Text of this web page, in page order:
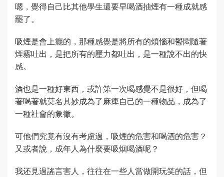
嗯，覺得自己比其他學生還要早喝酒抽煙有一種成就感
罷了。
吸煙是會上癮的，那種感覺是將所有的煩惱和鬱悶隨著
煙霧吐出，是把所有的壓力都吐出，是一種說不出的快
感。
酒也是一種好東西，或許第一次喝感覺不是很好，但喝
著喝著就莫名其妙成為了麻痺自己的一種物品，成為了
一種社會的象徵。
可他們究竟有沒有考慮過，吸煙的危害和喝酒的危害？
又或者說，成年人為什麼要吸烟喝酒呢？
我还見過謠言害人，往往在一些人當做開玩笑的話，但